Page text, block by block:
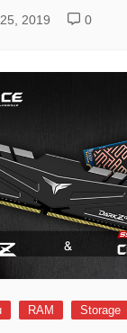
2019 0
RAM Storage